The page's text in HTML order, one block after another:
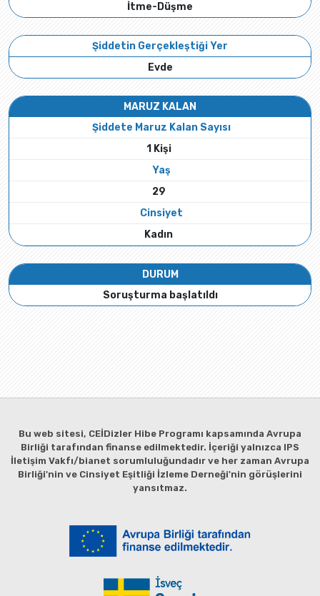
İtme-Düşme
Şiddetin Gerçekleştiği Yer
Evde
MARUZ KALAN
Şiddete Maruz Kalan Sayısı
1 Kişi
Yaş
29
Cinsiyet
Kadın
DURUM
Soruşturma başlatıldı
Bu web sitesi, CEİDizler Hibe Programı kapsamında Avrupa
Birliği tarafından finanse edilmektedir. İçeriği yalnızca IPS
İletişim Vakfı/bianet sorumluluğundadır ve her zaman Avrupa
Birliği'nin ve Cinsiyet Eşitliği İzleme Derneği'nin görüşlerini
yansıtmaz.